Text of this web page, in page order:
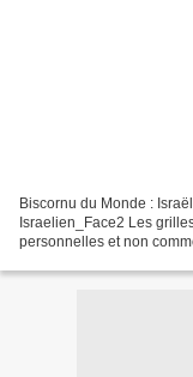
Biscornu du Monde :
Israelien_Face2 Les
personnelles et non